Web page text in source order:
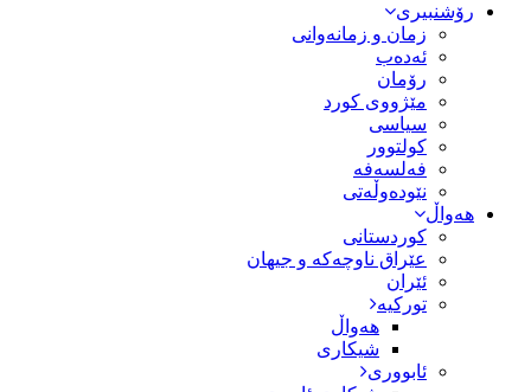
رۆشنبیری
زمان و زمانه‌وانی
ئەدەب
رۆمان
مێژووى کورد
سیاسى
کولتوور
فەلسەفە
نێودەوڵەتی
هەواڵ
کوردستانی
عێراق ناوچەکە و جیهان
ئێران
تورکیە
هەواڵ
شیکاری
ئابووری